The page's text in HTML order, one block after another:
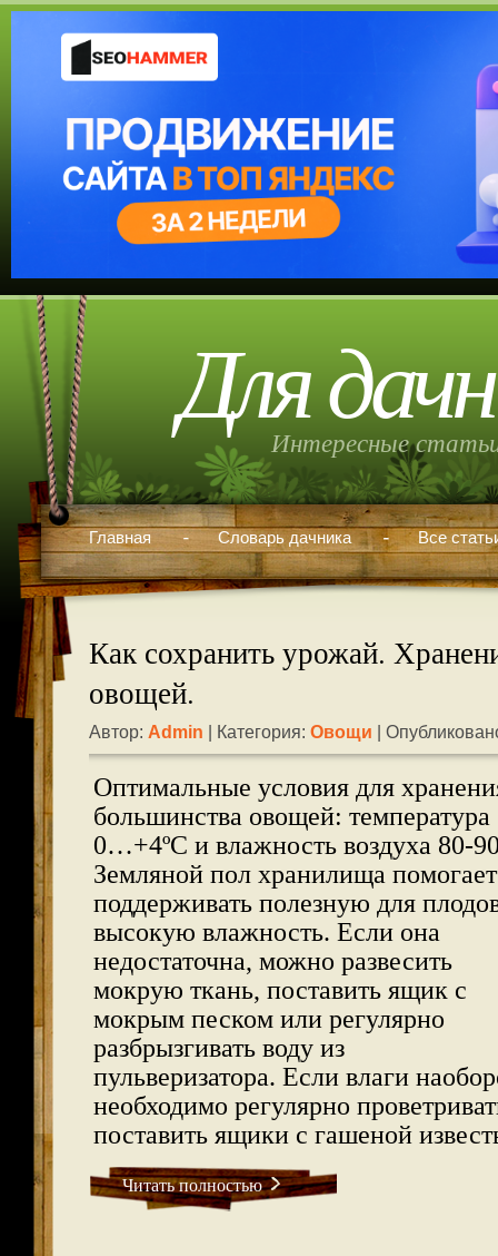
Для
Интересные
Главная Словарь дачника Все
Как сохранить урожай.
овощей.
Автор: Admin | Категория: Овощи |
Оптимальные условия для
большинства овощей: температура
0…+4ºС и влажность воздуха 80-
Земляной пол хранилища помогает
поддерживать полезную для
высокую влажность. Если она
недостаточна, можно развесить
мокрую ткань, поставить ящик с
мокрым песком или регулярно
разбрызгивать воду из
пульверизатора. Если влаги
необходимо регулярно
поставить ящики с гашеной
Читать полностью